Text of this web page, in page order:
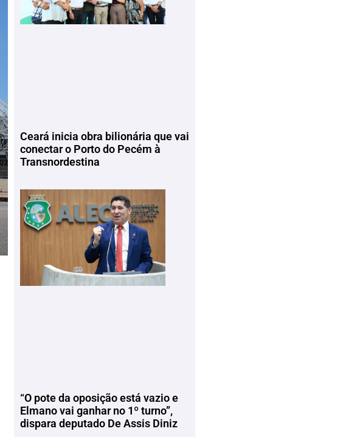
Ceará inicia obra bilionária que vai
conectar o Porto do Pecém à
Transnordestina
“O pote da oposição está vazio e
Elmano vai ganhar no 1º turno”,
dispara deputado De Assis Diniz